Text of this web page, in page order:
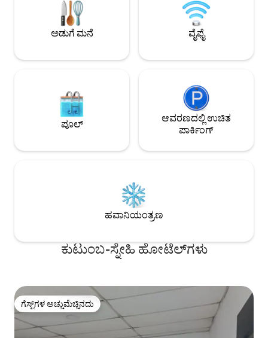
ಹಾಸಿಗೆಯನ್ನು ಹೊಂದಿದೆ. ಬೆಡ್‌ರೂಮ್ 2
ಮಹಡಿಯಲ್ಲಿದೆ ಮತ್ತು 1 ರಾಣಿ ಗಾತ್ರದ ಹಾಸಿಗೆಯನ್ನು
ಬೆಡ್‌ರೂಮ್‌ಗಳ ಗೆಸ್ಟ್‌ಗಳೊಂದಿಗೆ ಲಿವಿಂಗ್ ರೂಮ್,
ಡೈನಿಂಗ್ ರೂಮ್ ಮತ್ತು ಅಡುಗೆಮನೆಯನ್ನು
ದೂರದಲ್ಲಿದೆ. ನಮ್ಮ
ಸಣ್ಣ ಡೆಸ್ಕ್, ಸ್ಟ್ರೀಮ್
ಬಾತ್‌ರೂಮ್ ಮತ್ತು
ಹಾಸಿಗೆಗಳನ್ನು
ಅಡುಗೆ ಮನೆ ವೈಫೈ
ಪೂಲ್
ಆವರಣದಲ್ಲಿ ಉಚಿತ
ಪಾರ್ಕಿಂಗ್
ಹವಾನಿಯಂತ್ರಣ
ಕುಟುಂಬ-ಸ್ನೇಹಿ ಹೋಟೆಲ್‌ಗಳು
ಗೆಸ್ಟ್‌ಗಳ ಅಚ್ಚುಮೆಚ್ಚಿನದು
ಗೆಸ್ಟ್‌ಗಳ ಅಚ್ಚುಮೆಚ್ಚಿನದು